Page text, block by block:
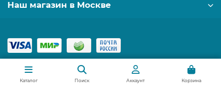
Наш магазин в Москве
Каталог Поиск Аккаунт Корзина